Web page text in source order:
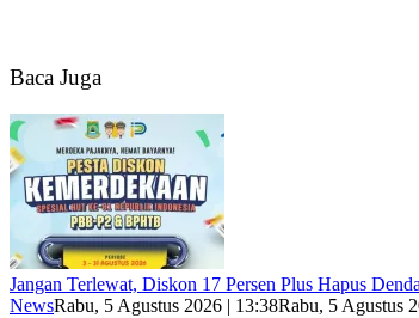
Baca Juga
Jangan Terlewat, Diskon 17 Persen Plus Hapus
NewsRabu, 5 Agustus 2026 | 13:38Rabu, 5 Agustus